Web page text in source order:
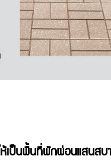
ป็นพื้นที่พักผ่อนแสนสบ